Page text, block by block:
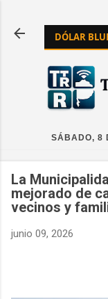
DÓLAR
SÁBADO, 8
La
mejorado de
vecinos y
junio 09, 2026